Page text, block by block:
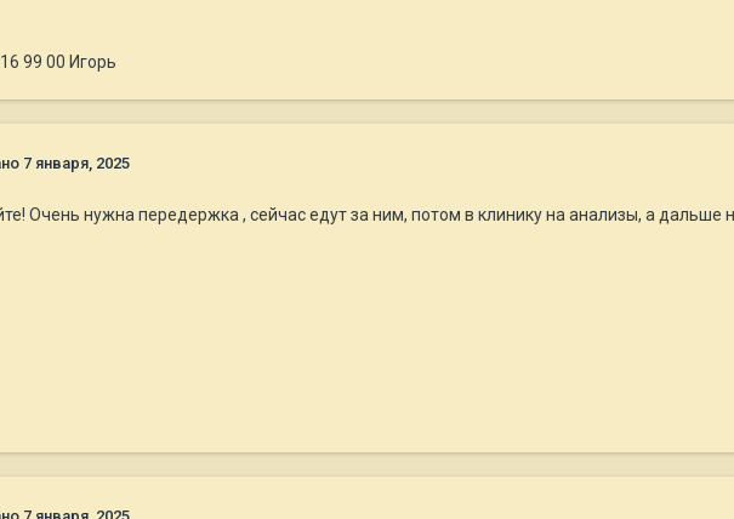
99 00 Игорь
7 января, 2025
Очень нужна передержка , сейчас едут за ним, потом в клинику на анализы, а дальше